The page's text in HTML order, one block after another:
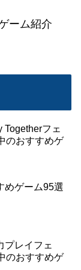
ーム紹介
Togetherフェ
のおすすめゲ
めゲーム95選
プレイフェ
のおすすめゲ